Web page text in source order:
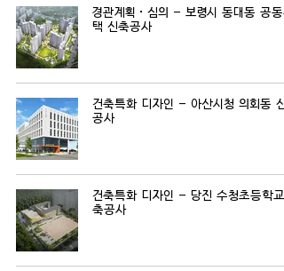
경관계획·심의 - 보령시 동대동 공동
택 신축공사
건축특화 디자인 - 아산시청 의회동 신
공사
건축특화 디자인 - 당진 수청초등학교
축공사